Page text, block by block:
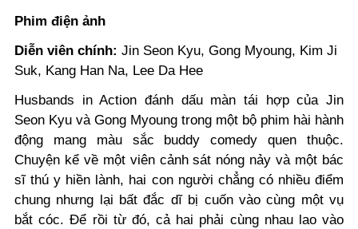
Phim điện ảnh
Diễn viên chính: Jin Seon Kyu, Gong Myoung, Kim Ji
Suk, Kang Han Na, Lee Da Hee
Husbands in Action đánh dấu màn tái hợp của Jin
Seon Kyu và Gong Myoung trong một bộ phim hài hành
động mang màu sắc buddy comedy quen thuộc.
Chuyện kể về một viên cảnh sát nóng nảy và một bác
sĩ thú y hiền lành, hai con người chẳng có nhiều điểm
chung nhưng lại bất đắc dĩ bị cuốn vào cùng một vụ
bắt cóc. Để rồi từ đó, cả hai phải cùng nhau lao vào